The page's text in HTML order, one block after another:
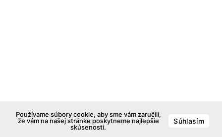
Používame súbory cookie, aby sme vám zaručili,
že vám na našej stránke poskytneme najlepšie
skúsenosti.
Súhlasím